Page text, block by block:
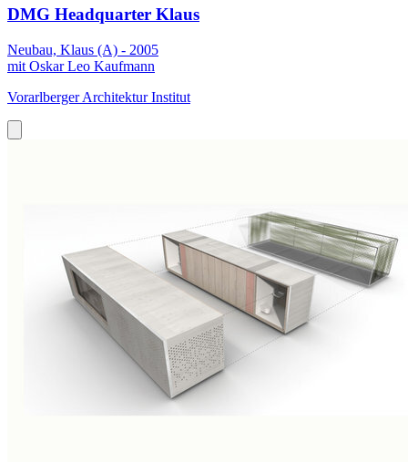
DMG Headquarter Klaus
Neubau, Klaus (A) - 2005
mit Oskar Leo Kaufmann
Vorarlberger Architektur Institut